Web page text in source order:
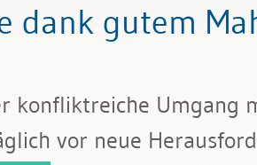
dank gutem
konfliktreiche
vor neue